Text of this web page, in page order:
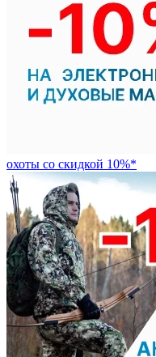
охоты со скидкой 10%*